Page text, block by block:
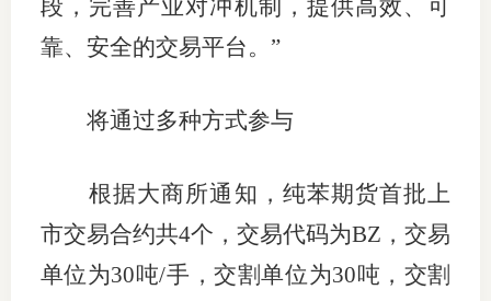
协会介
段，完善产业对冲机制，提供高效、可
靠、安全的交易平台。”
将通过多种方式参与
根据大商所通知，纯苯期货首批上
市交易合约共4个，交易代码为BZ，交易
单位为30吨/手，交割单位为30吨，交割